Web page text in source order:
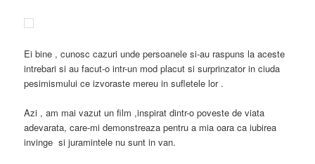
Ei bine , cunosc cazuri unde persoanele si-au raspuns la aceste
intrebari si au facut-o intr-un mod placut si surprinzator in ciuda
pesimismului ce izvoraste mereu in sufletele lor .
Azi , am mai vazut un film ,inspirat dintr-o poveste de viata
adevarata, care-mi demonstreaza pentru a mia oara ca iubirea
invinge si juramintele nu sunt in van.